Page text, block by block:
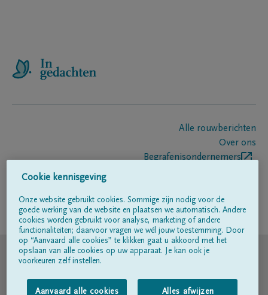
Alle rouwberichten
Over ons
Begrafenisondernemers
Volg ons op
© DELA
Gebruiksvoorwaarden
Cookie kennisgeving
Onze website gebruikt cookies. Sommige zijn nodig voor de
goede werking van de website en plaatsen we automatisch. Andere
cookies worden gebruikt voor analyse, marketing of andere
functionaliteiten; daarvoor vragen we wél jouw toestemming. Door
op “Aanvaard alle cookies” te klikken gaat u akkoord met het
opslaan van alle cookies op uw apparaat. Je kan ook je
voorkeuren zelf instellen.
Aanvaard alle cookies Alles afwijzen